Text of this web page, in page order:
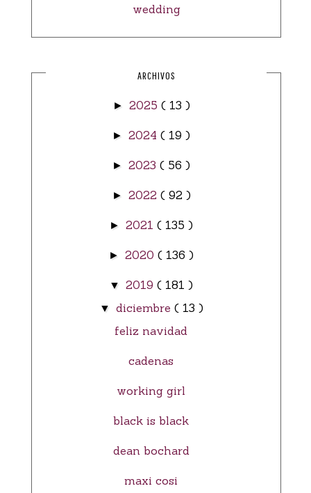
wedding
ARCHIVOS
► 2025 ( 13 )
► 2024 ( 19 )
► 2023 ( 56 )
► 2022 ( 92 )
► 2021 ( 135 )
► 2020 ( 136 )
▼ 2019 ( 181 )
▼ diciembre ( 13 )
feliz navidad
cadenas
working girl
black is black
dean bochard
maxi cosi